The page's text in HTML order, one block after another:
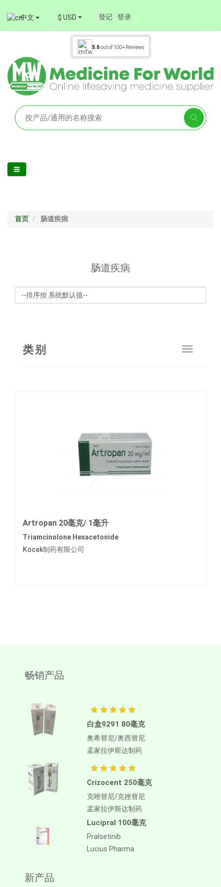
中文 $ USD 登记 登录
5.0out of 100+ Reviews
首页 肠道疾病
肠道疾病
Toggle
类别
Artropan 20毫克/ 1毫升
Triamcinolone Hexacetonide
Kocak制药有限公司
畅销产品
白盒9291 80毫克
奥希替尼/奥西替尼
孟家拉伊斯达制药
Crizocent 250毫克
克唑替尼/克挫替尼
孟家拉伊斯达制药
Lucipral 100毫克
Pralsetinib
Lucius Pharma
新产品